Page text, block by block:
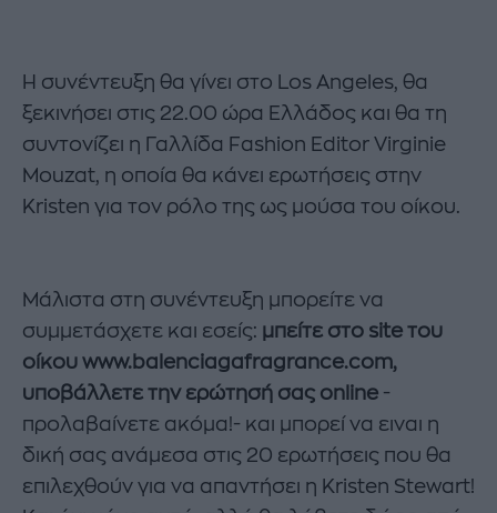
Η συνέντευξη θα γίνει στο Los Angeles, θα
ξεκινήσει στις 22.00 ώρα Ελλάδος και θα τη
συντονίζει η Γαλλίδα Fashion Editor Virginie
Mouzat, η οποία θα κάνει ερωτήσεις στην
Kristen για τον ρόλο της ως μούσα του οίκου.
Μάλιστα στη συνέντευξη μπορείτε να
συμμετάσχετε και εσείς: μπείτε στο site του
οίκου www.balenciagafragrance.com,
υποβάλλετε την ερώτησή σας online -
προλαβαίνετε ακόμα!- και μπορεί να ειναι η
δική σας ανάμεσα στις 20 ερωτήσεις που θα
επιλεχθούν για να απαντήσει η Kristen Stewart!